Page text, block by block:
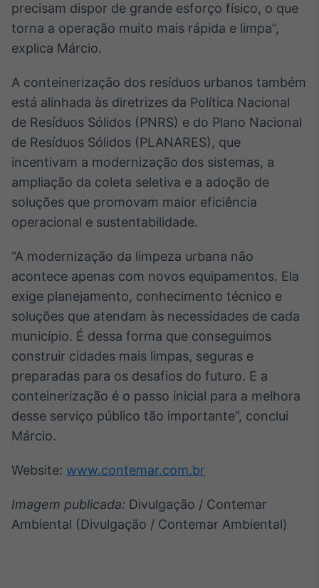
precisam dispor de grande esforço físico, o que
torna a operação muito mais rápida e limpa”,
explica Márcio.
A conteinerização dos resíduos urbanos também
está alinhada às diretrizes da Política Nacional
de Resíduos Sólidos (PNRS) e do Plano Nacional
de Resíduos Sólidos (PLANARES), que
incentivam a modernização dos sistemas, a
ampliação da coleta seletiva e a adoção de
soluções que promovam maior eficiência
operacional e sustentabilidade.
“A modernização da limpeza urbana não
acontece apenas com novos equipamentos. Ela
exige planejamento, conhecimento técnico e
soluções que atendam às necessidades de cada
município. É dessa forma que conseguimos
construir cidades mais limpas, seguras e
preparadas para os desafios do futuro. E a
conteinerização é o passo inicial para a melhora
desse serviço público tão importante”, conclui
Márcio.
Website: www.contemar.com.br
Imagem publicada: Divulgação / Contemar
Ambiental (Divulgação / Contemar Ambiental)